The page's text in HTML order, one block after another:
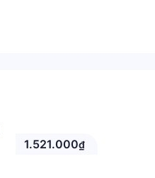
1.521.000₫